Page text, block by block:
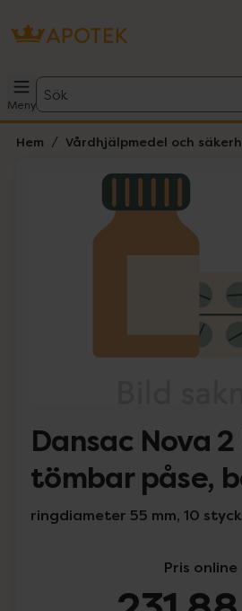
Meny
Sök
Hem Vårdhjälpmedel och
Lista: . Innehåller 1
Dansac Nova 2
tömbar påse,
ringdiameter 55 mm, 10 styck
Pris online